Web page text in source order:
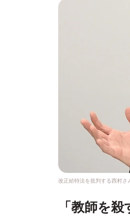
改正給特法を批判する西村さ
「教師を